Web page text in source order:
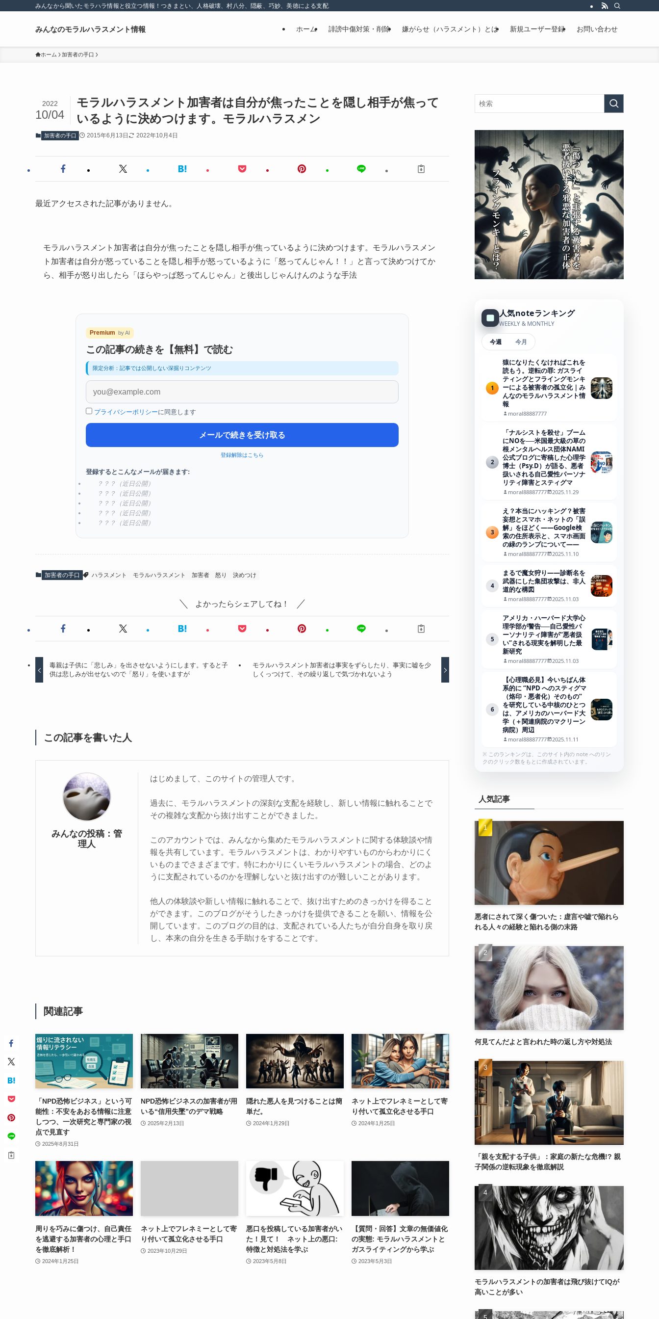
みんなから聞いたモラハラ情報と役立つ情報！つきまとい、人格破壊、村八分、隠蔽、巧妙、美徳による支配、精神的な嫌がらせ
みんなのモラルハラスメント情報 ホーム 誹謗中傷対策・削除 嫌がらせ（ハラスメント）とは 新規ユーザー登録 お問い合わせ
ホーム 加害者の手口
モラルハラスメント加害者は自分が焦ったことを隠し相手が焦って
いるように決めつけます。モラルハラスメン
2022
10/04
加害者の手口 2015年6月13日 2022年10月4日
最近アクセスされた記事がありません。
モラルハラスメント加害者は自分が焦ったことを隠し相手が焦っているように決めつけます。モラルハラスメン
ト加害者は自分が怒っていることを隠し相手が怒っているように「怒ってんじゃん！！」と言って決めつけてか
ら、相手が怒り出したら「ほらやっぱ怒ってんじゃん」と後出しじゃんけんのような手法
Premium by AI
この記事の続きを【無料】で読む
限定分析：記事では公開しない深掘りコンテンツ
プライバシーポリシーに同意します
メールで続きを受け取る
登録解除はこちら
登録するとこんなメールが届きます:
？？？（近日公開）
？？？（近日公開）
？？？（近日公開）
？？？（近日公開）
？？？（近日公開）
加害者の手口 ハラスメント モラルハラスメント 加害者 怒り 決めつけ
よかったらシェアしてね！
毒親は子供に「悲しみ」を出させないようにします。すると子
供は悲しみが出せないので「怒り」を使いますが
モラルハラスメント加害者は事実をずらしたり、事実に嘘を少
しくっつけて、その繰り返しで気づかれないよう
この記事を書いた人
みんなの投稿：管
理人
はじめまして、このサイトの管理人です。
過去に、モラルハラスメントの深刻な支配を経験し、新しい情報に触れることで
その複雑な支配から抜け出すことができました。
このアカウントでは、みんなから集めたモラルハラスメントに関する体験談や情
報を共有しています。モラルハラスメントは、わかりやすいものからわかりにく
いものまでさまざまです。特にわかりにくいモラルハラスメントの場合、どのよ
うに支配されているのかを理解しないと抜け出すのが難しいことがあります。
他人の体験談や新しい情報に触れることで、抜け出すためのきっかけを得ること
ができます。このブログがそうしたきっかけを提供できることを願い、情報を公
開しています。このブログの目的は、支配されている人たちが自分自身を取り戻
し、本来の自分を生きる手助けをすることです。
関連記事
「NPD恐怖ビジネス」という可
能性：不安をあおる情報に注意
しつつ、一次研究と専門家の視
点で見直す
2025年8月31日
NPD恐怖ビジネスの加害者が用
いる“信用失墜”のデマ戦略
2025年2月13日
隠れた悪人を見つけることは簡
単だ。
2024年1月29日
ネット上でフレネミーとして寄
り付いて孤立化させる手口
2024年1月25日
周りを巧みに傷つけ、自己責任
を逃避する加害者の心理と手口
を徹底解析！
2024年1月25日
ネット上でフレネミーとして寄
り付いて孤立化させる手口
2023年10月29日
悪口を投稿している加害者がい
た！見て！ ネット上の悪口:
特徴と対処法を学ぶ
2023年5月8日
【質問・回答】文章の無価値化
の実態: モラルハラスメントと
ガスライティングから学ぶ
2023年5月3日
人気noteランキング
WEEKLY & MONTHLY
今週 今月
1
猿になりたくなければこれを
読もう。逆転の罪: ガスライ
ティングとフライングモンキ
ーによる被害者の孤立化｜み
んなのモラルハラスメント情
報
moral88887777
2
「ナルシストを殺せ」ブーム
にNOを──米国最大級の草の
根メンタルヘルス団体NAMI
公式ブログに寄稿した心理学
博士（Psy.D）が語る、悪者
扱いされる自己愛性パーソナ
リティ障害とスティグマ
moral88887777 2025.11.29
3
え？本当にハッキング？被害
妄想とスマホ・ネットの「誤
解」をほどく――Google検
索の住所表示と、スマホ画面
の緑のランプについて――
moral88887777 2025.11.10
4
まるで魔女狩り——診断名を
武器にした集団攻撃は、非人
道的な構図
moral88887777 2025.11.03
5
アメリカ・ハーバード大学心
理学部が警告──自己愛性パ
ーソナリティ障害が“悪者扱
い”される現実を解明した最
新研究
moral88887777 2025.11.03
6
【心理職必見】今いちばん体
系的に “NPD へのスティグマ
（烙印・悪者化）そのもの”
を研究している中核のひとつ
は、アメリカのハーバード大
学（＋関連病院のマクリーン
病院）周辺
moral88887777
2025.11.11
※ このランキングは、このサイト内の note へのリン
クのクリック数をもとに作成されています。
人気記事
悪者にされて深く傷ついた：虚言や嘘で陥れら
れる人々の経験と陥れる側の末路
何見てんだよと言われた時の返し方や対処法
「親を支配する子供」：家庭の新たな危機!? 親
子関係の逆転現象を徹底解説
モラルハラスメントの加害者は飛び抜けてIQが
高いことが多い